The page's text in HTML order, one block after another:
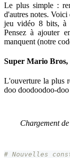
Le plus simple :
d'autres notes.
jeu vidéo 8 bits, à
Pensez à ajouter
manquent (notre
Super Mario
L'ouverture la plus
doo doodoodoo-
Chargement
# Nouvelles